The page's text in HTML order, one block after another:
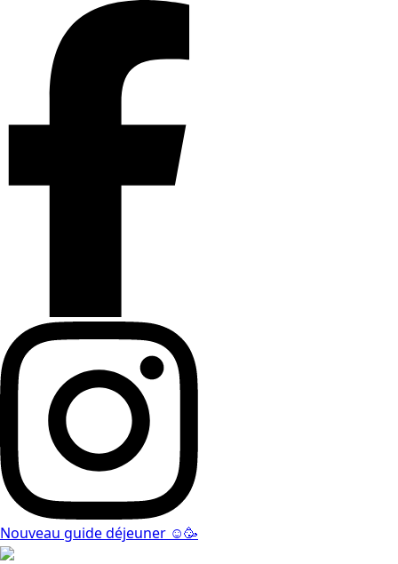
Nouveau guide déjeuner ☺️🥳